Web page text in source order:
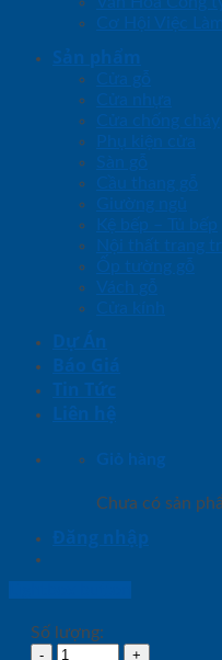
Cơ Hội Việc Làm
Sản phẩm
Cửa gỗ
Cửa nhựa
Cửa chống cháy
Phụ kiện cửa
Sàn gỗ
Cầu thang gỗ
Giường ngủ
Kệ bếp – Tủ bếp
Nội thất trang trí
Ốp tường gỗ
Vách gỗ
Cửa kính
Dự Án
Báo Giá
Tin Tức
Liên hệ
Giỏ hàng
Chưa có sản
Đăng nhập
Số lượng: